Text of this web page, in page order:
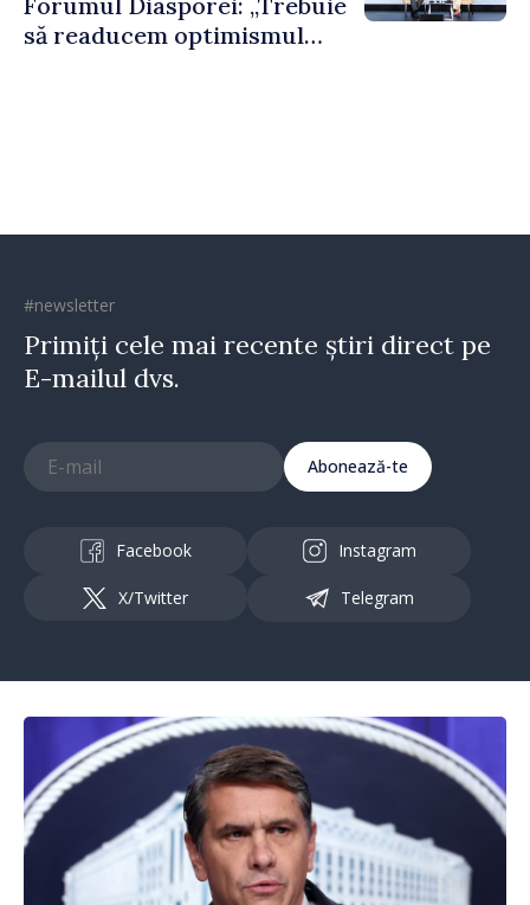
să readucem optimismul
#newsletter
Primiți cele mai recente știri direct pe
E-mailul dvs.
Abonează-te
Facebook Instagram
X/Twitter Telegram